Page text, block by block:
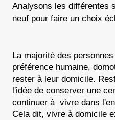
Analysons les différentes
neuf pour faire un choix
La majorité des
préférence humaine,
rester à leur domicile.
l'idée de conserver une
continuer à  vivre dans
Cela dit, vivre à domicile